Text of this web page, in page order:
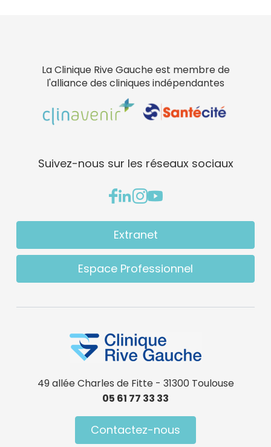
La Clinique Rive Gauche est membre de
l'alliance des cliniques indépendantes
Suivez-nous sur les réseaux sociaux
Extranet
Espace Professionnel
49 allée Charles de Fitte - 31300 Toulouse
05 61 77 33 33
Contactez-nous